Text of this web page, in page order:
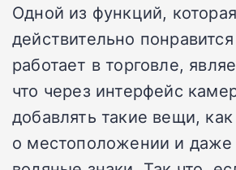
Одной из функций, которая
действительно
работает в торговле,
что через интерфейс
добавлять такие вещи,
о местоположении и